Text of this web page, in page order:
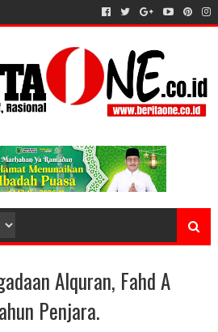
Alquran, Fahd A
Penjara.